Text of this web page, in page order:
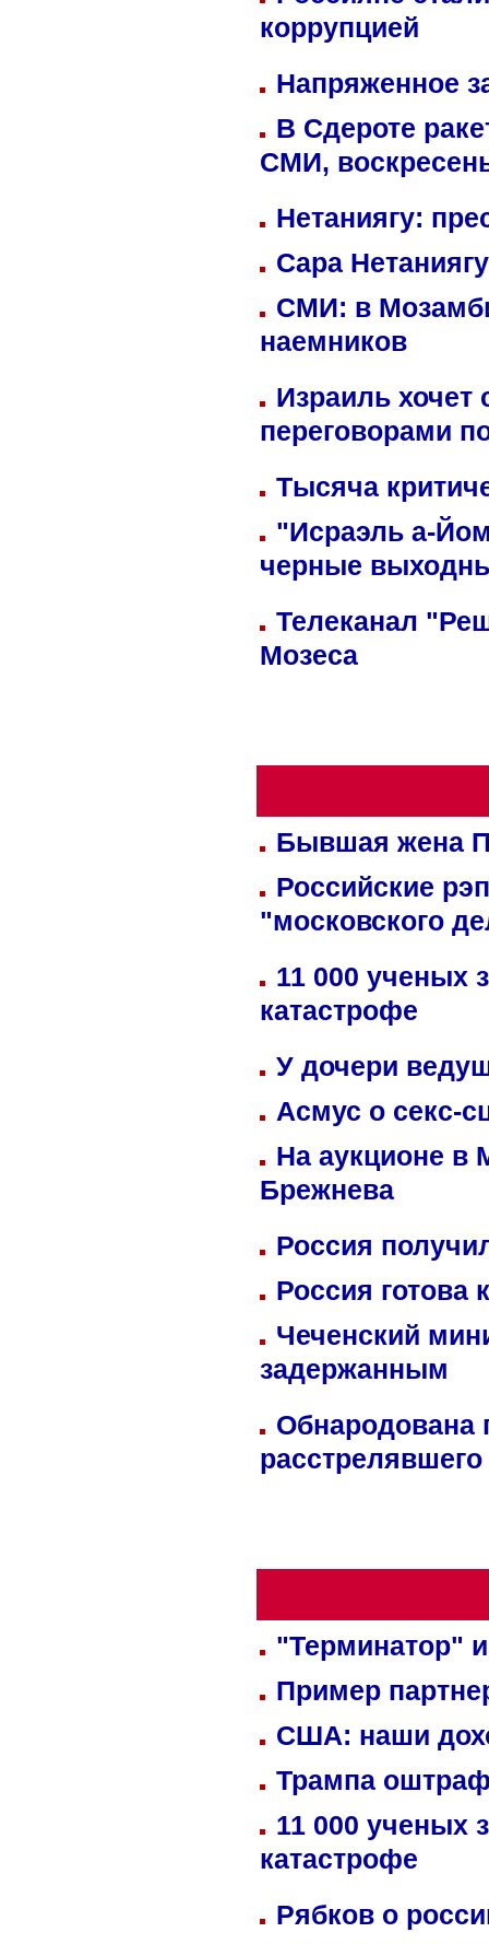
коррупцией
Напряженное
В Сдероте
СМИ,
Нетаниягу:
Сара
СМИ: в
наемников
Израиль хочет
переговорами
Тысяча
"Исраэль а-
черные
Телеканал
Мозеса
Бывшая жена
Российские
"московского
11 000 ученых
катастрофе
У дочери
Асмус о секс-
На аукционе в
Брежнева
Россия
Россия готова
Чеченский
задержанным
Обнародована
"Терминатор"
Пример
США: наши
Трампа
11 000 ученых
катастрофе
Рябков о